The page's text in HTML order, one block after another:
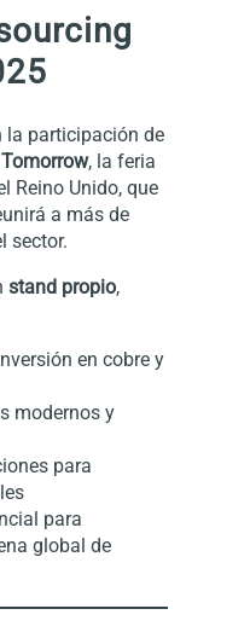
la participación de
, la feria
Reino Unido, que
a más de
sector.
stand propio,
en cobre y
modernos y
para
para
global de